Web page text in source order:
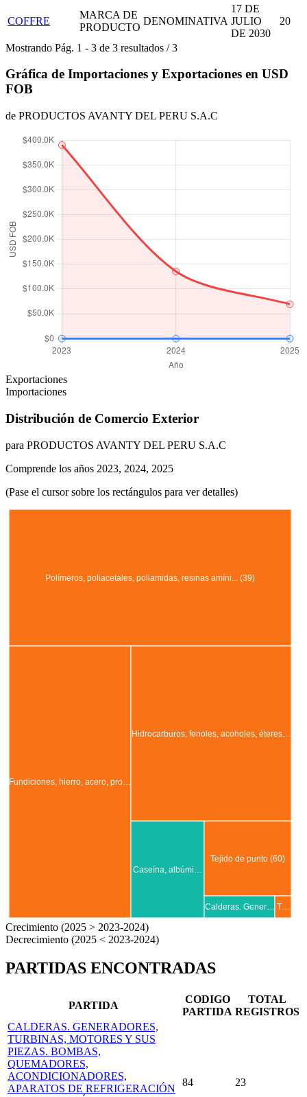
COFFRE
MARCA DE
PRODUCTO
DENOMINATIVA
17 DE
JULIO
DE 2030
20
Mostrando Pág. 1 - 3 de 3 resultados /3
Gráfica de Importaciones y Exportaciones en USD
FOB
de PRODUCTOS AVANTY DEL PERU S.A.C
Exportaciones
Importaciones
Distribución de Comercio Exterior
para PRODUCTOS AVANTY DEL PERU S.A.C
Comprende los años 2023, 2024, 2025
(Pase el cursor sobre los rectángulos para ver detalles)
Polímeros, poliacetales, poliamidas, resinas amíni... (39)
Fundiciones, hierro, acero, pro…
Hidrocarburos, fenoles, acoholes, éteres…
Caseína, albúmi…
Tejido de punto (60)
Calderas. Gener… T…
Crecimiento (2025 > 2023-2024)
Decrecimiento (2025 < 2023-2024)
PARTIDAS ENCONTRADAS
PARTIDA
CODIGO
PARTIDA
TOTAL
REGISTROS
CALDERAS. GENERADORES,
TURBINAS, MOTORES Y SUS
PIEZAS. BOMBAS,
QUEMADORES,
ACONDICIONADORES,
APARATOS DE REFRIGERACIÓN
84 23